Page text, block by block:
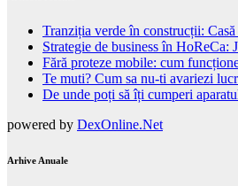
Tranziția verde în construcții:
Strategie de business în
Fără proteze mobile: cum
Te muti? Cum sa nu-ti avariezi
De unde poți să îți cumperi
powered by DexOnline.Net
Arhive Anuale